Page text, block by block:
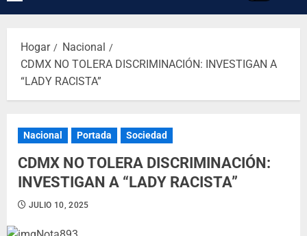
Hogar
Nacional
CDMX NO TOLERA DISCRIMINACIÓN: INVESTIGAN A
“LADY RACISTA”
Nacional Portada Sociedad
CDMX NO TOLERA DISCRIMINACIÓN:
INVESTIGAN A “LADY RACISTA”
JULIO 10, 2025